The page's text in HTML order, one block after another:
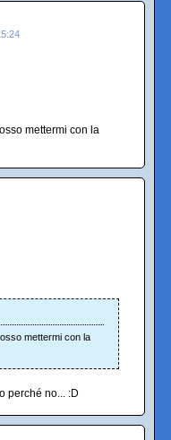
mettermi con la
mettermi con la
perché no... :D